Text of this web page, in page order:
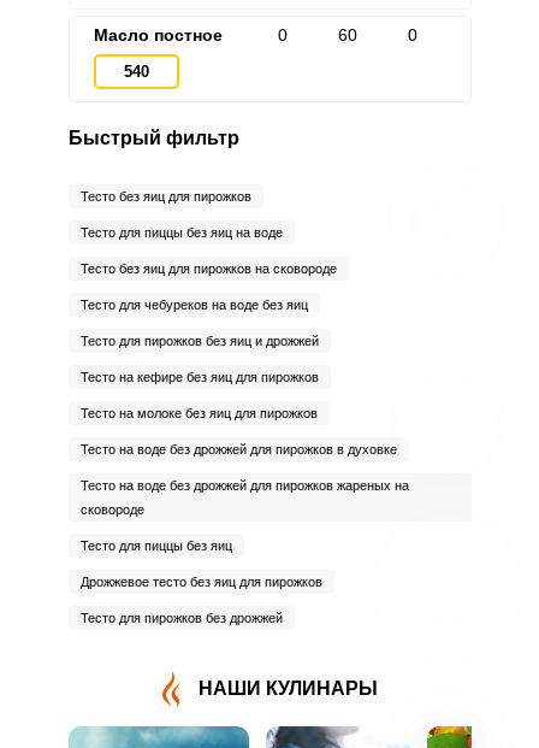
Масло постное
540
0 60 0
Быстрый фильтр
Тесто без яиц для пирожков
Тесто для пиццы без яиц на воде
Тесто без яиц для пирожков на сковороде
Тесто для чебуреков на воде без яиц
Тесто для пирожков без яиц и дрожжей
Тесто на кефире без яиц для пирожков
Тесто на молоке без яиц для пирожков
Тесто на воде без дрожжей для пирожков в духовке
Тесто на воде без дрожжей для пирожков жареных на
сковороде
Тесто для пиццы без яиц
Дрожжевое тесто без яиц для пирожков
Тесто для пирожков без дрожжей
НАШИ КУЛИНАРЫ